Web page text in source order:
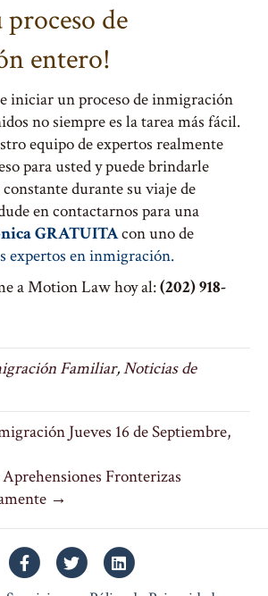
de
entero!
iniciar un proceso de inmigración
no siempre es la tarea más fácil.
equipo de expertos realmente
para usted y puede brindarle
durante su viaje de
en contactarnos para una
GRATUITAcon uno de
expertos en inmigración.
a Motion Law hoy al:(202) 918-
Familiar,Noticias de
Jueves 16 de Septiembre,
Fronterizas
→
FacebookTwitterLinkedin